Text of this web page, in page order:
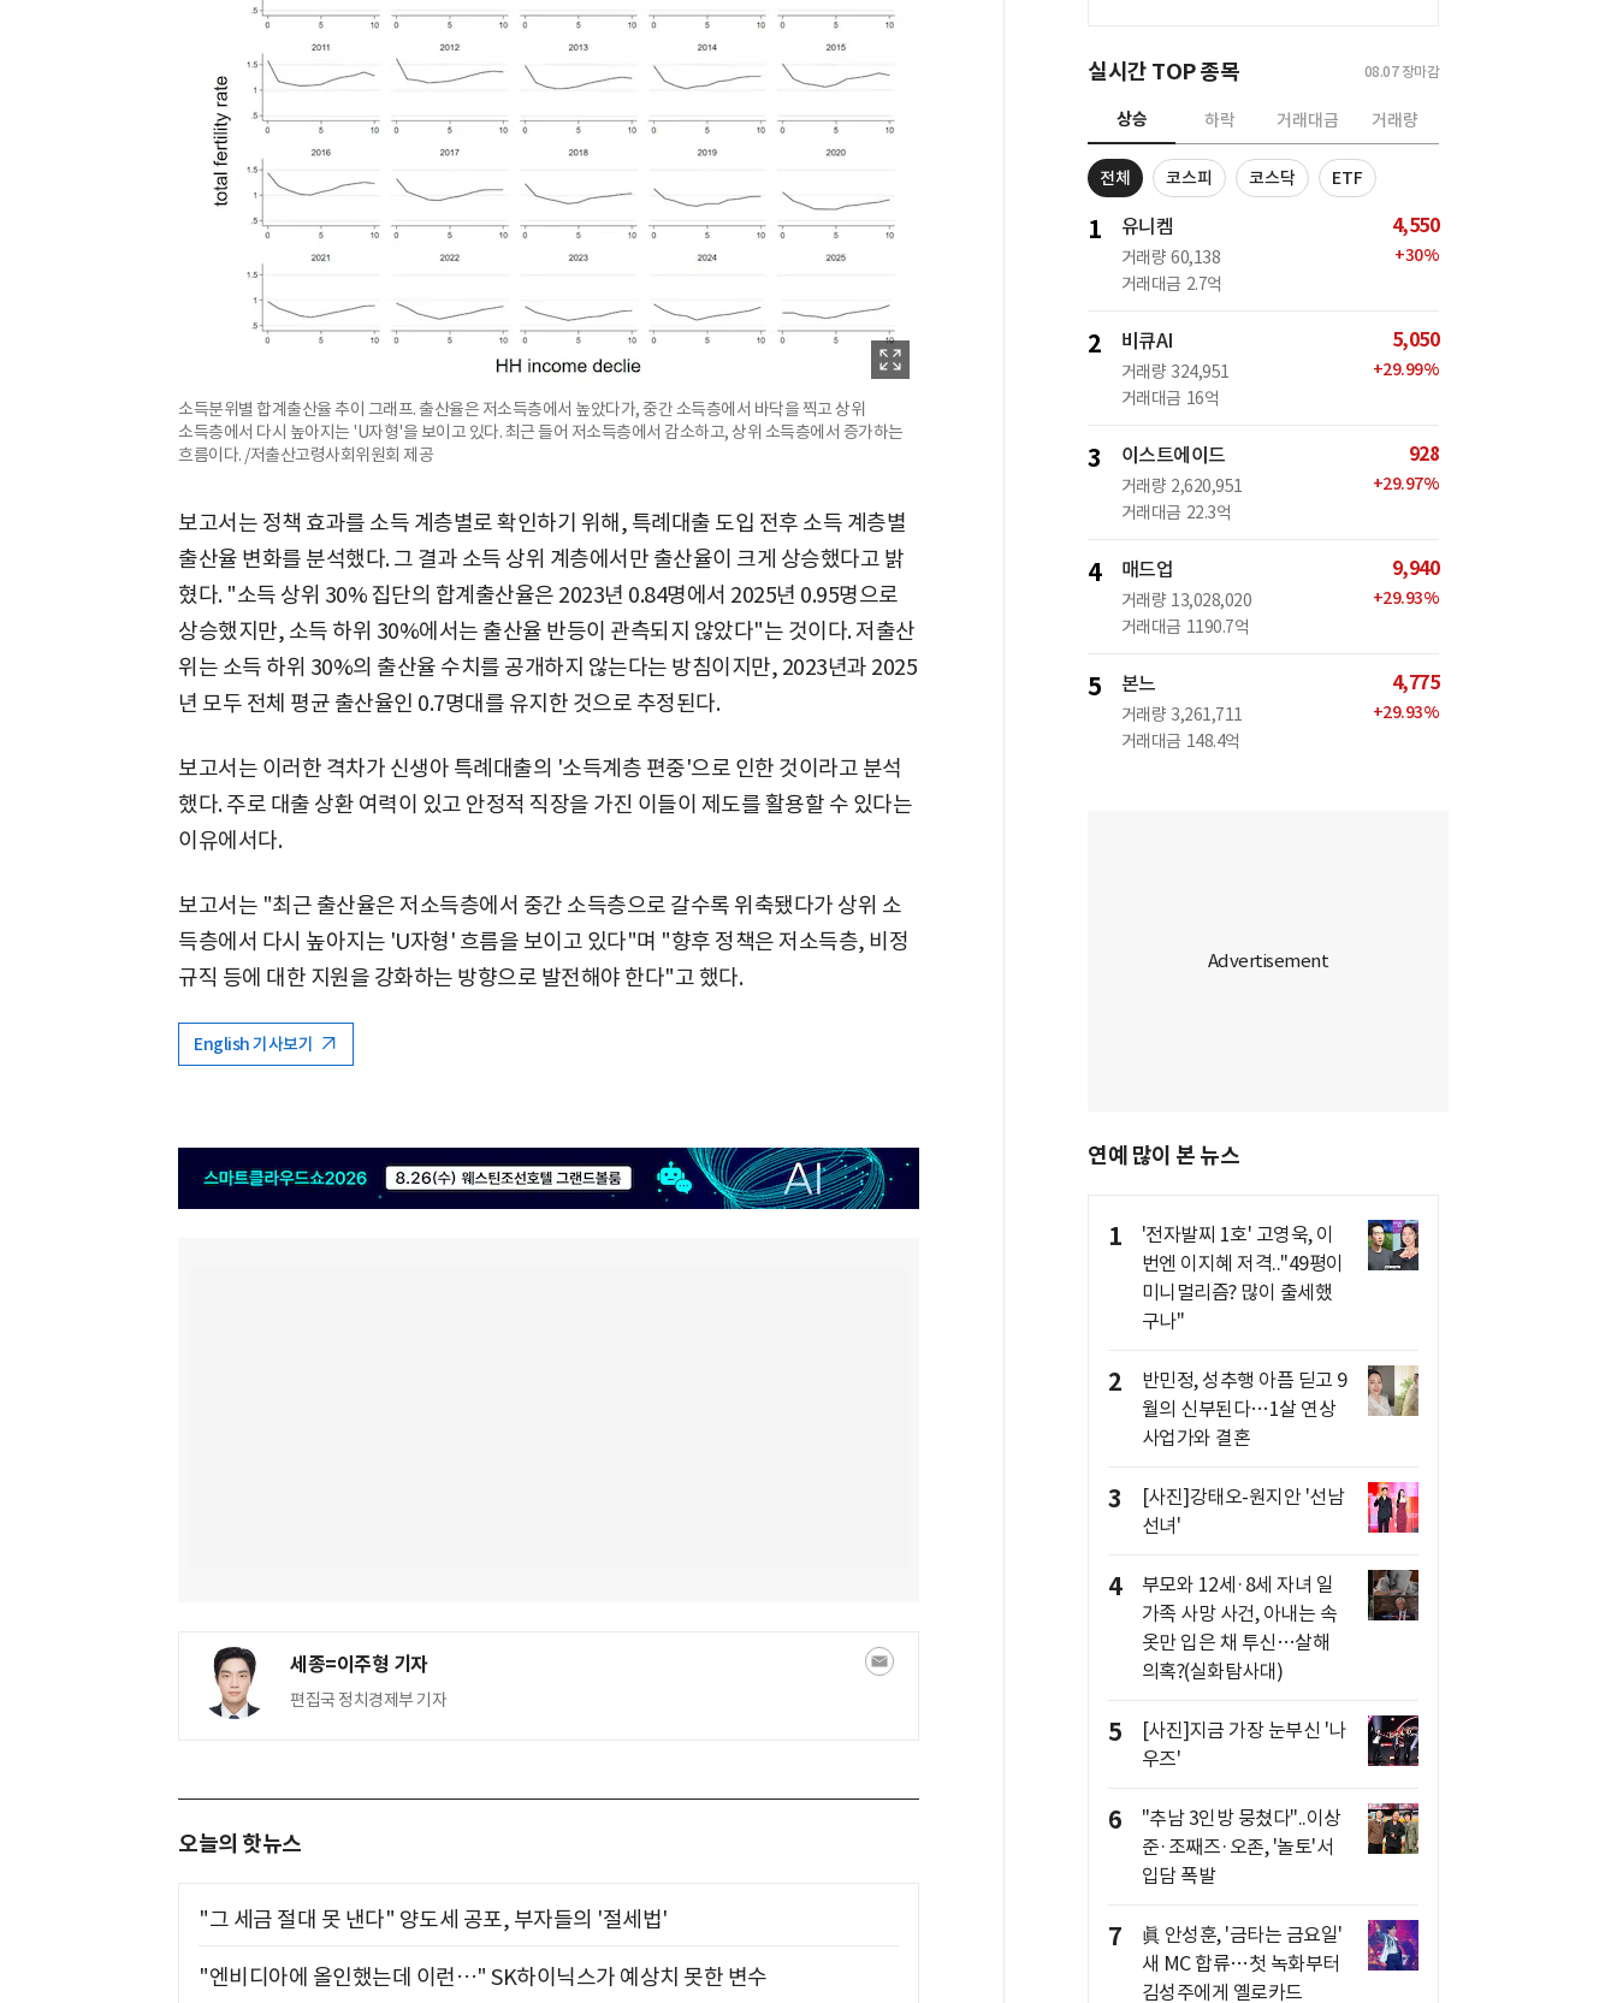
소득분위별 합계출산율 추이 그래프. 출산율은 저소득층에서 높았다가, 중간 소득층에서 바닥을 찍고 상위
소득층에서 다시 높아지는 'U자형'을 보이고 있다. 최근 들어 저소득층에서 감소하고, 상위 소득층에서 증가하는
흐름이다. /저출산고령사회위원회 제공
보고서는 정책 효과를 소득 계층별로 확인하기 위해, 특례대출 도입 전후 소득 계층별
출산율 변화를 분석했다. 그 결과 소득 상위 계층에서만 출산율이 크게 상승했다고 밝
혔다. "소득 상위 30% 집단의 합계출산율은 2023년 0.84명에서 2025년 0.95명으로
상승했지만, 소득 하위 30%에서는 출산율 반등이 관측되지 않았다"는 것이다. 저출산
위는 소득 하위 30%의 출산율 수치를 공개하지 않는다는 방침이지만, 2023년과 2025
년 모두 전체 평균 출산율인 0.7명대를 유지한 것으로 추정된다.
보고서는 이러한 격차가 신생아 특례대출의 '소득계층 편중'으로 인한 것이라고 분석
했다. 주로 대출 상환 여력이 있고 안정적 직장을 가진 이들이 제도를 활용할 수 있다는
이유에서다.
보고서는 "최근 출산율은 저소득층에서 중간 소득층으로 갈수록 위축됐다가 상위 소
득층에서 다시 높아지는 'U자형' 흐름을 보이고 있다"며 "향후 정책은 저소득층, 비정
규직 등에 대한 지원을 강화하는 방향으로 발전해야 한다"고 했다.
English 기사보기
세종=이주형 기자
편집국 정치경제부 기자
오늘의 핫뉴스
"그 세금 절대 못 낸다" 양도세 공포, 부자들의 '절세법'
"엔비디아에 올인했는데 이런…" SK하이닉스가 예상치 못한 변수
실시간 TOP 종목 08.07 장마감
상승 하락 거래대금 거래량
전체 코스피 코스닥 ETF
1 유니켐
거래량 60,138
거래대금 2.7억
4,550
+30%
2 비큐AI
거래량 324,951
거래대금 16억
5,050
+29.99%
3 이스트에이드
거래량 2,620,951
거래대금 22.3억
928
+29.97%
4 매드업
거래량 13,028,020
거래대금 1190.7억
9,940
+29.93%
5 본느
거래량 3,261,711
거래대금 148.4억
4,775
+29.93%
연예 많이 본 뉴스
1
'전자발찌 1호' 고영욱, 이
번엔 이지혜 저격.."49평이
미니멀리즘? 많이 출세했
구나"
2
반민정, 성추행 아픔 딛고 9
월의 신부된다…1살 연상
사업가와 결혼
3
[사진]강태오-원지안 '선남
선녀'
4
부모와 12세·8세 자녀 일
가족 사망 사건, 아내는 속
옷만 입은 채 투신…살해
의혹?(실화탐사대)
5
[사진]지금 가장 눈부신 '나
우즈'
6
"추남 3인방 뭉쳤다"..이상
준·조째즈·오존, '놀토'서
입담 폭발
7
眞 안성훈, '금타는 금요일'
새 MC 합류…첫 녹화부터
김성주에게 옐로카드